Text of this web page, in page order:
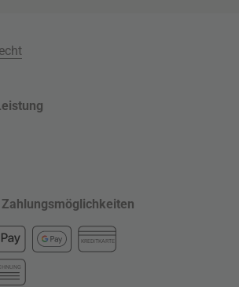
KREDITKARTE